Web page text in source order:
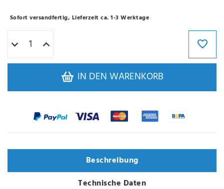
Sofort versandfertig, Lieferzeit ca. 1-3 Werktage
IN DEN WARENKORB
Beschreibung
Technische Daten